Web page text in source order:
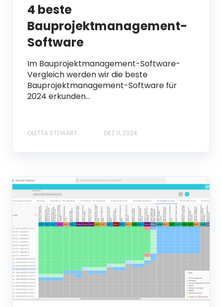
4 beste
Bauprojektmanagement-
Software
Im Bauprojektmanagement-Software-
Vergleich werden wir die beste
Bauprojektmanagement-Software für
2024 erkunden...
OLETTA STEWART DEZ 11, 2024